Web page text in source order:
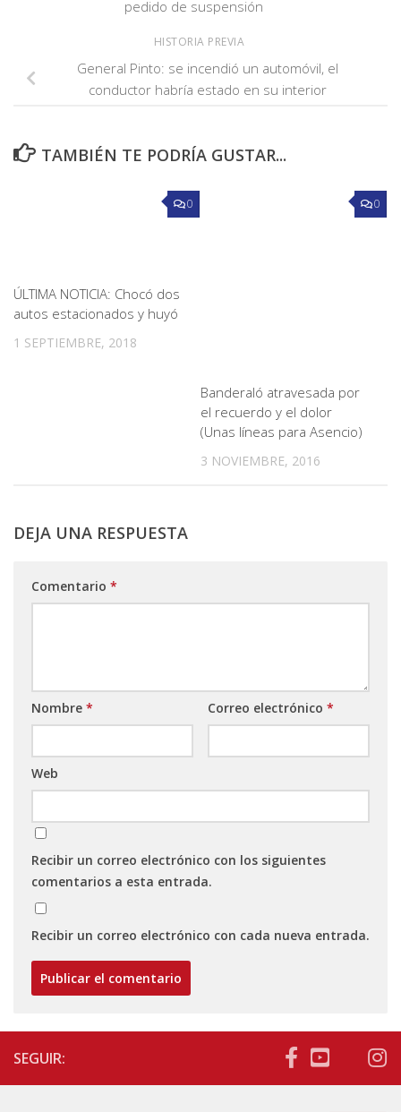
pedido de suspensión
HISTORIA PREVIA
General Pinto: se incendió un automóvil, el
conductor habría estado en su interior
TAMBIÉN TE PODRÍA GUSTAR...
0
ÚLTIMA NOTICIA: Chocó dos
autos estacionados y huyó
1 SEPTIEMBRE, 2018
0
Banderaló atravesada por
el recuerdo y el dolor
(Unas líneas para Asencio)
3 NOVIEMBRE, 2016
DEJA UNA RESPUESTA
Comentario *
Nombre * Correo electrónico *
Web
Recibir un correo electrónico con los siguientes
comentarios a esta entrada.
Recibir un correo electrónico con cada nueva entrada.
SEGUIR: